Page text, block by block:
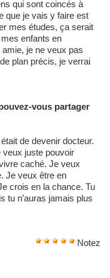
qui sont coincés à
que je vais y faire est
mes études, ça serait
enfants en
amie, je ne veux pas
plan précis, je verrai
de devenir docteur.
veux juste pouvoir
caché. Je veux
Je veux être en
crois en la chance. Tu
tu n’auras jamais plus
Notez